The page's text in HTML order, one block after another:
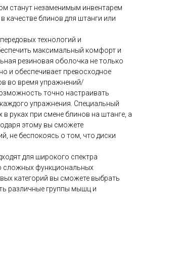
станут незаменимым инвентарем
качестве блинов для штанги или
технологий и
максимальный комфорт и
резиновая оболочка не только
и обеспечивает превосходное
во время упражнений/
точно настраивать
упражнения. Специальный
руках при смене блинов на штанге, а
этому вы сможете
не беспокоясь о том, что диски
для широкого спектра
сложных функциональных
категорий вы сможете выбрать
различные группы мышц и